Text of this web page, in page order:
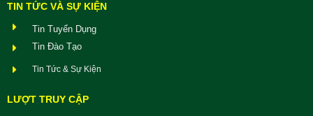
TIN TỨC VÀ SỰ KIỆN
Tin Tuyển Dụng
Tin Đào Tạo
Tin Tức & Sự Kiện
LƯỢT TRUY CẬP